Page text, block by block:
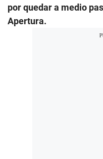
por quedar a medio
Apertura.